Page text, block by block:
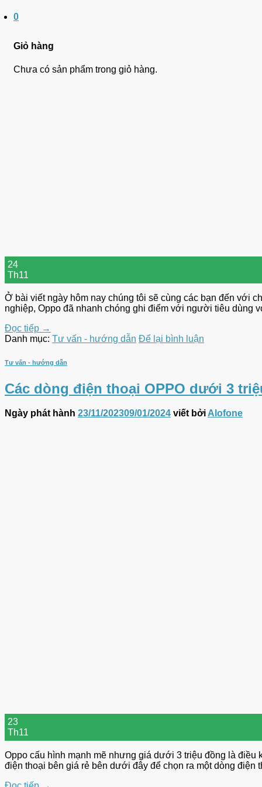
0
Giỏ hàng
Chưa có sản phẩm trong giỏ hàng.
24
Th11
Ở bài viết ngày hôm nay chúng tôi sẽ cùng các bạn đến với
nghiệp, Oppo đã nhanh chóng ghi điểm với người tiêu dùng
Đọc tiếp →
Danh mục: Tư vấn - hướng dẫn Để lại bình luận
Tư vấn - hướng dẫn
Các dòng điện thoại OPPO dưới 3
Ngày phát hành 23/11/202309/01/2024 viết bởiAlofone
23
Th11
Oppo cấu hình mạnh mẽ nhưng giá dưới 3 triệu đồng là
điện thoại bên giá rẻ bên dưới đây để chọn ra một dòng